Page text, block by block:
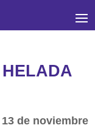
de noviembre